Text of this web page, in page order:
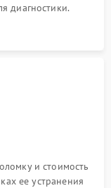
диагностики.
и стоимость
ее устранения